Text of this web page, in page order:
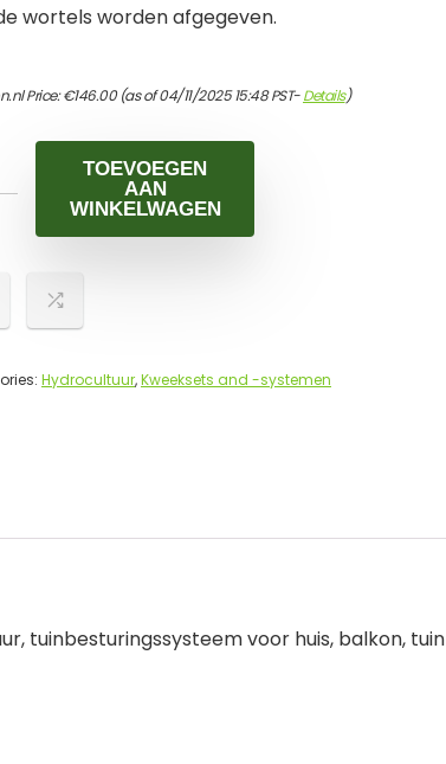
wortels worden afgegeven.
Price:€146.00(as of 04/11/2025 15:48 PST-Details)
TOEVOEGEN
AAN
WINKELWAGEN
Hydrocultuur,Kweeksets and -systemen
tuinbesturingssysteem voor huis, balkon, tuin